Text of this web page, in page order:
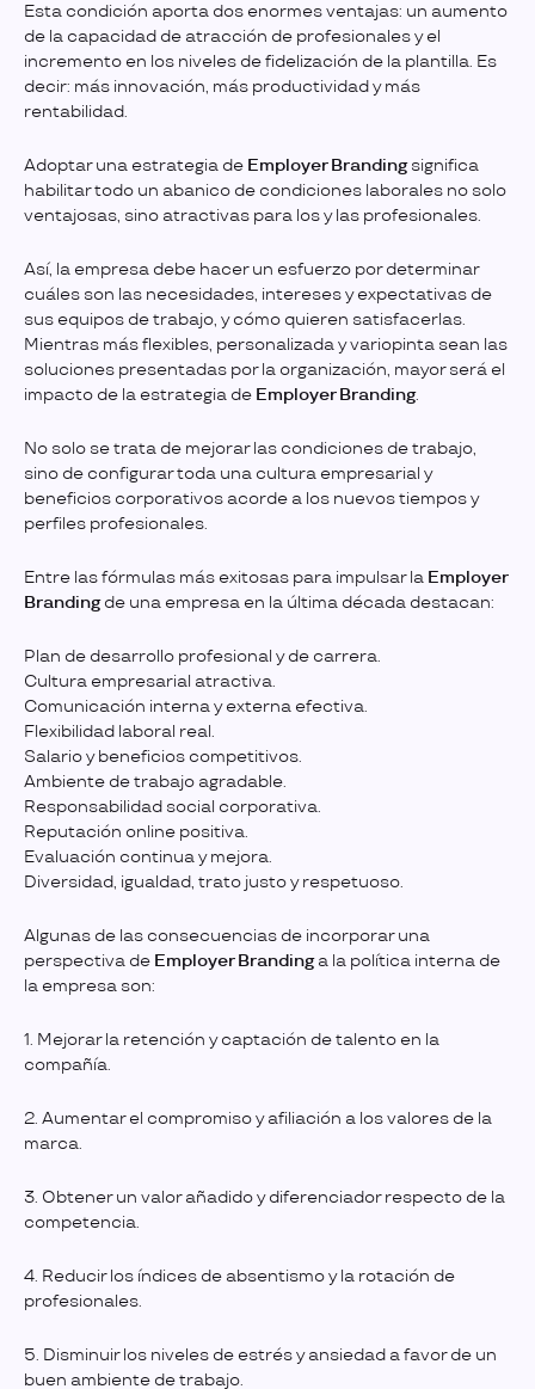
Esta condición aporta dos enormes ventajas: un aumento
de la capacidad de atracción de profesionales y el
incremento en los niveles de fidelización de la plantilla. Es
decir: más innovación, más productividad y más
rentabilidad.
Adoptar una estrategia de Employer Brandingsignifica
habilitar todo un abanico de condiciones laborales no solo
ventajosas, sino atractivas para los y las profesionales.
Así, la empresa debe hacer un esfuerzo por determinar
cuáles son las necesidades, intereses y expectativas de
sus equipos de trabajo, y cómo quieren satisfacerlas.
Mientras más flexibles, personalizada y variopinta sean las
soluciones presentadas por la organización, mayor será el
impacto de la estrategia de Employer Branding.
No solo se trata de mejorar las condiciones de trabajo,
sino de configurar toda una cultura empresarial y
beneficios corporativos acorde a los nuevos tiempos y
perfiles profesionales.
Entre las fórmulas más exitosas para impulsar la Employer
Brandingde una empresa en la última década destacan:
Plan de desarrollo profesional y de carrera.
Cultura empresarial atractiva.
Comunicación interna y externa efectiva.
Flexibilidad laboral real.
Salario y beneficios competitivos.
Ambiente de trabajo agradable.
Responsabilidad social corporativa.
Reputación online positiva.
Evaluación continua y mejora.
Diversidad, igualdad, trato justo y respetuoso.
Algunas de las consecuencias de incorporar una
perspectiva de Employer Brandinga la política interna de
la empresa son:
1. Mejorar la retención y captación de talento en la
compañía.
2. Aumentar el compromiso y afiliación a los valores de la
marca.
3. Obtener un valor añadido y diferenciador respecto de la
competencia.
4. Reducir los índices de absentismo y la rotación de
profesionales.
5. Disminuir los niveles de estrés y ansiedad a favor de un
buen ambiente de trabajo.